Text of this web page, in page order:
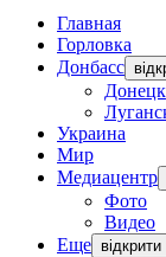
Главная
Горловка
Донбасс
Донецк
Украина
Мир
Медиацентр
Фото
Видео
Еще